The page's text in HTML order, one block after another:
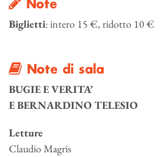
Note
Biglietti: intero 15 €, ridotto 10 €
Note di sala
BUGIE E VERITA’
E BERNARDINO TELESIO
Letture
Claudio Magris